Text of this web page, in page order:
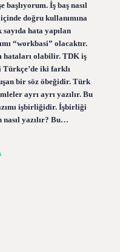
başlıyorum. İş baş nasıl
doğru kullanımına
hata yapılan
“workbasi” olacaktır.
hataları olabilir. TDK iş
iki farklı
bir söz öbeğidir. Türk
ayrı ayrı yazılır. Bu
işbirliğidir. İşbirliği
nasıl yazılır? Bu…